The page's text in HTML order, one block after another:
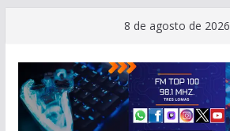
contenido
8 de agosto de 2026